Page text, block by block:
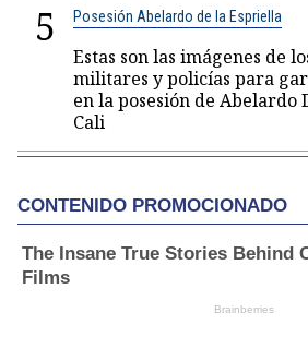
5 Posesión Abelardo de la Espriella
Estas son las imágenes de
militares y policías para
en la posesión de Abelardo
Cali